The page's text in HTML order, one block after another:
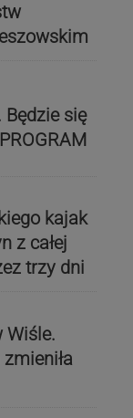
Będzie się
kajak
z całej
trzy dni
Wiśle.